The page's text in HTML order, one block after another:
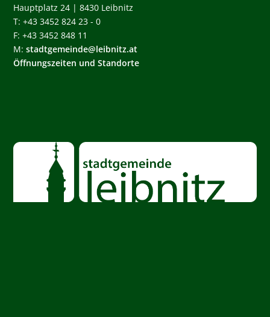
Hauptplatz 24 | 8430 Leibnitz
T: +43 3452 824 23 - 0
F: +43 3452 848 11
M:stadtgemeinde@leibnitz.at
Öffnungszeiten und Standorte